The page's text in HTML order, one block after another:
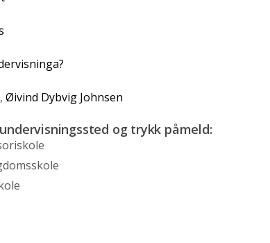
, Øivind Dybvig Johnsen
og trykk påmeld: